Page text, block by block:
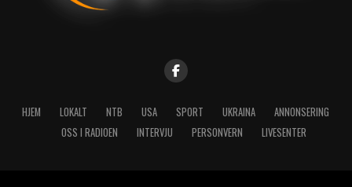
HJEM LOKALT NTB USA SPORT UKRAINA
ANNONSERING
OSS I RADIOEN
INTERVJU PERSONVERN LIVESENTER